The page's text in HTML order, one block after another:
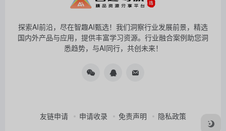
探索AI前沿，尽在智趣AI甄选！我们洞察行业发展前景，精选
国内外产品与应用，提供丰富学习资源。行业融合案例助您洞
悉趋势，与AI同行，共创未来！
友链申请 申请收录 免责声明 隐私政策